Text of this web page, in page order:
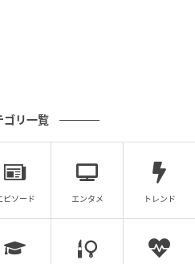
しながら、ふっくら立体感のあるフォ
シェイパー 44 ￥4,840／イヴ・サンロー
ゴリ一覧
ピソード エンタメ トレンド